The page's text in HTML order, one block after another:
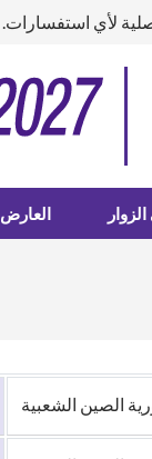
لأي استفسارات.
العارض
الصين الشعبية